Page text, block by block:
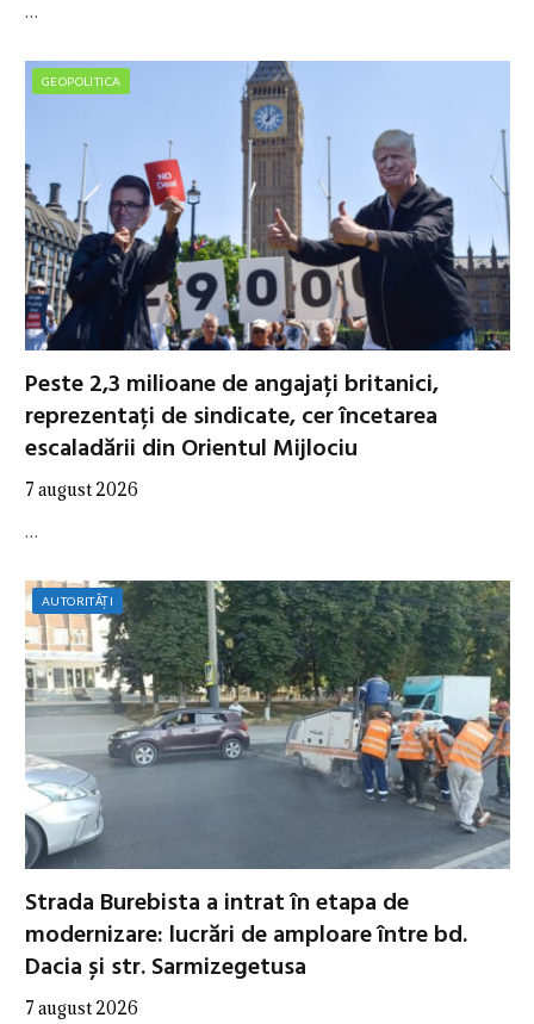
…
GEOPOLITICA
Peste 2,3 milioane de angajați britanici,
reprezentați de sindicate, cer încetarea
escaladării din Orientul Mijlociu
7 august 2026
…
AUTORITĂȚI
Strada Burebista a intrat în etapa de
modernizare: lucrări de amploare între bd.
Dacia și str. Sarmizegetusa
7 august 2026